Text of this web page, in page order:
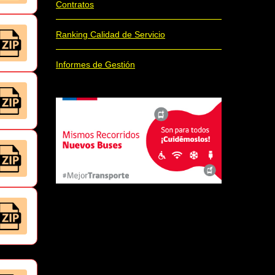
Contratos
Ranking Calidad de Servicio
Informes de Gestión